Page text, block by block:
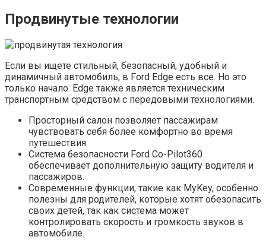
Продвинутые технологии
Если вы ищете стильный, безопасный, удобный и
динамичный автомобиль, в Ford Edge есть все. Но это
только начало. Edge также является техническим
транспортным средством с передовыми технологиями.
Просторный салон позволяет пассажирам
чувствовать себя более комфортно во время
путешествия.
Система безопасности Ford Co-Pilot360
обеспечивает дополнительную защиту водителя и
пассажиров.
Современные функции, такие как MyKey, особенно
полезны для родителей, которые хотят обезопасить
своих детей, так как система может
контролировать скорость и громкость звуков в
автомобиле.